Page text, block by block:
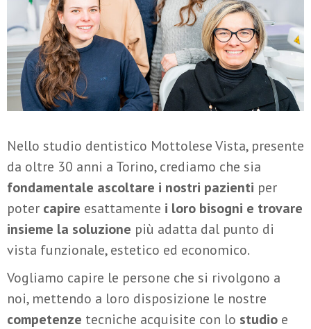
Nello studio dentistico Mottolese Vista, presente
da oltre 30 anni a Torino, crediamo che sia
fondamentale ascoltare i nostri pazienti per
poter capire esattamente i loro bisogni e trovare
insieme la soluzione più adatta dal punto di
vista funzionale, estetico ed economico.
Vogliamo capire le persone che si rivolgono a
noi, mettendo a loro disposizione le nostre
competenze tecniche acquisite con lo studio e